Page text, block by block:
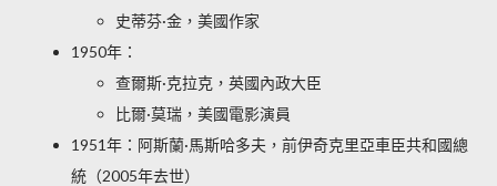
史蒂芬·金，美國作家
1950年：
查爾斯·克拉克，英國內政大臣
比爾·莫瑞，美國電影演員
1951年：阿斯蘭·馬斯哈多夫，前伊奇克里亞車臣共和國總
統（2005年去世）